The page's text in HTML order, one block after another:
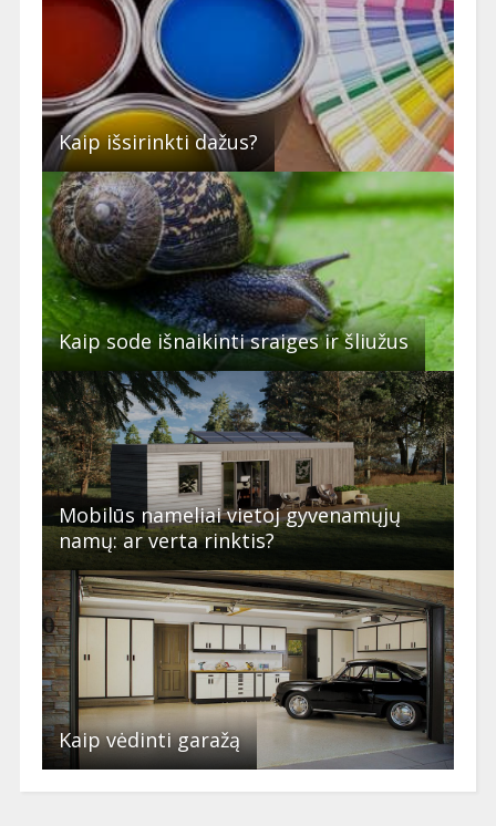
Kaip išsirinkti dažus?
Kaip sode išnaikinti sraiges ir šliužus
Mobilūs nameliai vietoj gyvenamųjų
namų: ar verta rinktis?
Kaip vėdinti garažą